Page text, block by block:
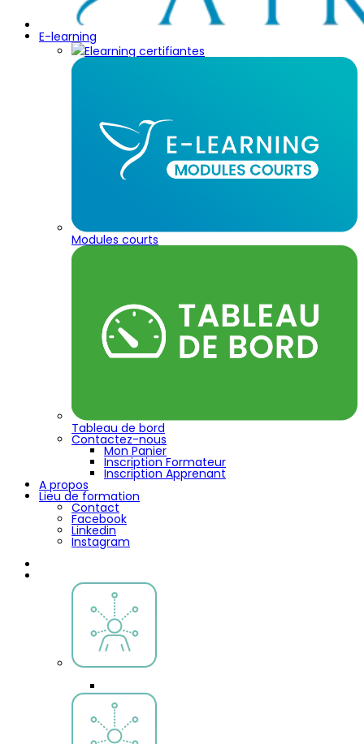
E-learning
Elearning certifiantes
Modules courts
Tableau de bord
Contactez-nous
Mon Panier
Inscription Formateur
Inscription Apprenant
A propos
Lieu de formation
Contact
Facebook
Linkedin
Instagram